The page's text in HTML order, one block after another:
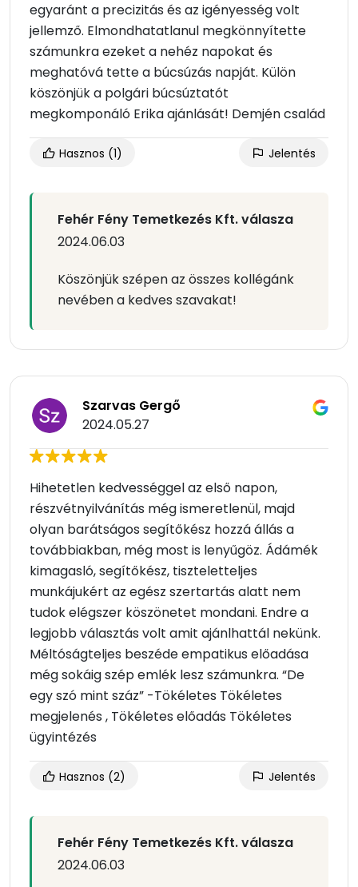
egyaránt a precizitás és az igényesség volt
jellemző. Elmondhatatlanul megkönnyítette
számunkra ezeket a nehéz napokat és
meghatóvá tette a búcsúzás napját. Külön
köszönjük a polgári búcsúztatót
megkomponáló Erika ajánlását! Demjén család
Hasznos (1) Jelentés
Fehér Fény Temetkezés Kft. válasza
2024.06.03
Köszönjük szépen az összes kollégánk
nevében a kedves szavakat!
Szarvas Gergő
2024.05.27
Hihetetlen kedvességgel az első napon,
részvétnyilvánítás még ismeretlenül, majd
olyan barátságos segítőkész hozzá állás a
továbbiakban, még most is lenyűgöz. Ádámék
kimagasló, segítőkész, tiszteletteljes
munkájukért az egész szertartás alatt nem
tudok elégszer köszönetet mondani. Endre a
legjobb választás volt amit ajánlhattál nekünk.
Méltóságteljes beszéde empatikus előadása
még sokáig szép emlék lesz számunkra. “De
egy szó mint száz” -Tökéletes Tökéletes
megjelenés , Tökéletes előadás Tökéletes
ügyintézés
Hasznos (2) Jelentés
Fehér Fény Temetkezés Kft. válasza
2024.06.03